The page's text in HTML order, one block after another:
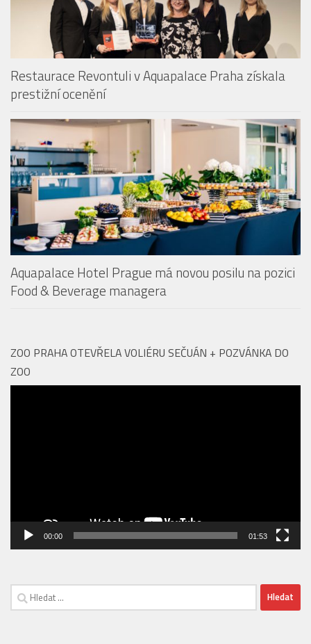
Restaurace Revontuli v Aquapalace Praha získala
prestižní ocenění
Aquapalace Hotel Prague má novou posilu na pozici
Food & Beverage managera
ZOO PRAHA OTEVŘELA VOLIÉRU SEČUÁN + POZVÁNKA DO
ZOO
00:00 01:53
Vyhledávání